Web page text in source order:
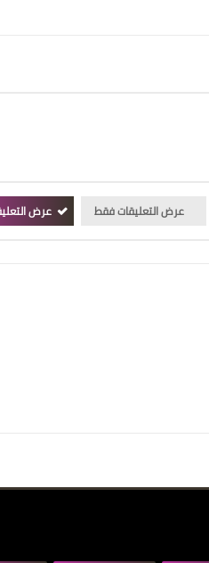
عرض التعليقات فقط عرض